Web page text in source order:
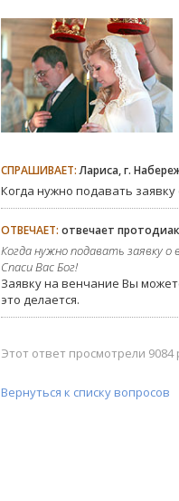
СПРАШИВАЕТ:Лариса, г.
Когда нужно подавать
ОТВЕЧАЕТ: отвечает
Когда нужно подавать заявку
Спаси Вас Бог!
Заявку на венчание Вы
это делается.
Этот ответ просмотрели 9084
Вернуться к списку вопросов